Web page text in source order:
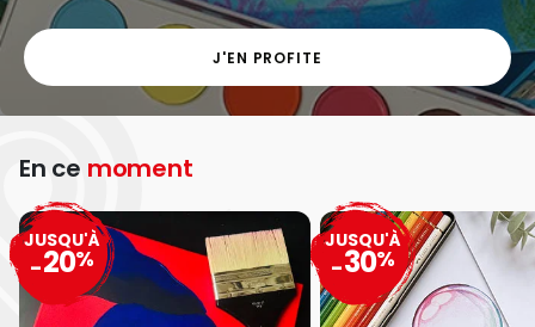
J'EN PROFITE
En ce moment
JUSQU'À
-20%
JUSQU'À
-30%